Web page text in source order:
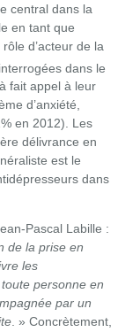
central dans la
en tant que
d’acteur de la
dans le
fait appel à leur
d’anxiété,
en 2012). Les
délivrance en
est le
dans
Pascal Labille :
de la prise en
les
personne en
par un
. » Concrètement,